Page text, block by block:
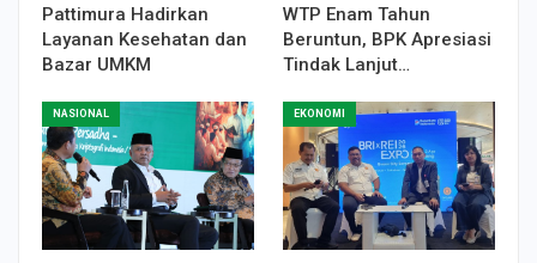
Pattimura Hadirkan
Layanan Kesehatan dan
Bazar UMKM
WTP Enam Tahun
Beruntun, BPK Apresiasi
Tindak Lanjut…
NASIONAL EKONOMI